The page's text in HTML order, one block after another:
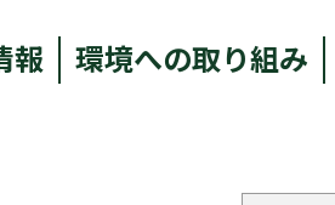
報 環境への取り組み